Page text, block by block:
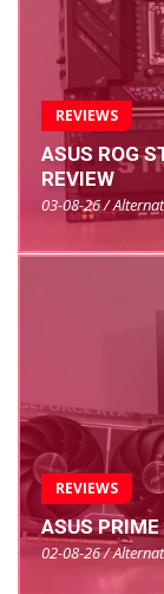
REVIEWS
ASUS ROG
REVIEW
03-08-26 /
REVIEWS
ASUS
02-08-26 /